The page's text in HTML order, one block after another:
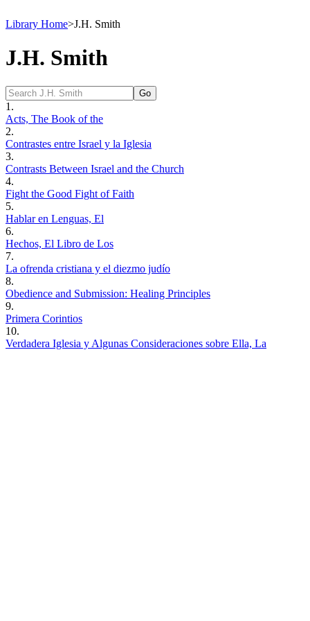
Library Home>J.H. Smith
J.H. Smith
1.
Acts, The Book of the
2.
Contrastes entre Israel y la Iglesia
3.
Contrasts Between Israel and the Church
4.
Fight the Good Fight of Faith
5.
Hablar en Lenguas, El
6.
Hechos, El Libro de Los
7.
La ofrenda cristiana y el diezmo judío
8.
Obedience and Submission: Healing Principles
9.
Primera Corintios
10.
Verdadera Iglesia y Algunas Consideraciones sobre Ella, La